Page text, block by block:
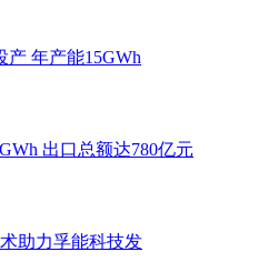
年产能15GWh
出口总额达780亿元
助力孚能科技发